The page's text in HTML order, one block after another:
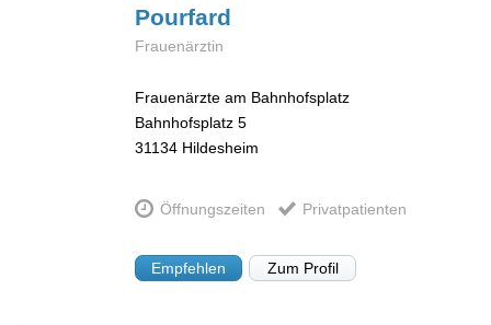
Pourfard
Frauenärztin
Frauenärzte am Bahnhofsplatz
Bahnhofsplatz 5
31134 Hildesheim
Öffnungszeiten Privatpatienten
Empfehlen Zum Profil